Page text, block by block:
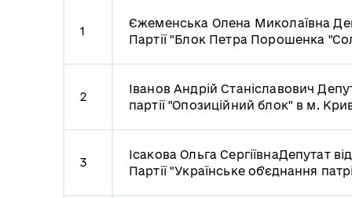
1
Єжеменська Олена Миколаївна
Партії "Блок Петра Порошенка
2
Іванов Андрій Станіславович
партії "Опозиційний блок" в м.
3
Ісакова Ольга СергіївнаДепутат
Партії "Українське об'єднання